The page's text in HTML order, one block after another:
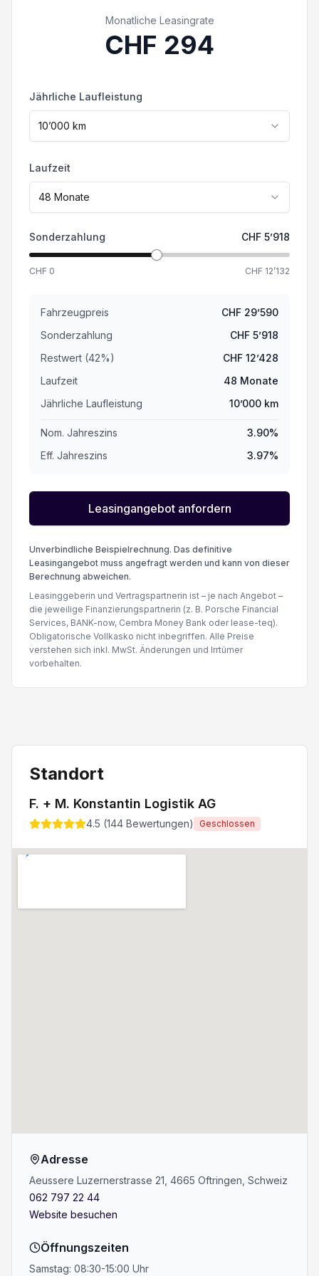
Isofix-Kindersitzbefestigung
Abblendbarer Innenspiegel
Keyless Entry System
Ausstattung abweichen. Irrtümer und
Zwischenverkauf vorbehalten.
Monatliche Leasingrate
CHF 294
Jährliche Laufleistung
10’000 km
Laufzeit
48 Monate
Sonderzahlung CHF 5’918
CHF 0 CHF 12’132
Fahrzeugpreis CHF 29’590
Sonderzahlung
CHF 5’918
Restwert (42%) CHF 12’428
Laufzeit
48 Monate
Jährliche Laufleistung
10’000 km
Nom. Jahreszins 3.90%
Eff. Jahreszins
3.97%
Leasingangebot anfordern
Unverbindliche Beispielrechnung. Das definitive
Leasingangebot muss angefragt werden und kann von dieser
Berechnung abweichen.
Leasinggeberin und Vertragspartnerin ist – je nach Angebot –
die jeweilige Finanzierungspartnerin (z. B. Porsche Financial
Services, BANK-now, Cembra Money Bank oder lease-teq).
Obligatorische Vollkasko nicht inbegriffen. Alle Preise
verstehen sich inkl. MwSt. Änderungen und Irrtümer
vorbehalten.
Standort
F. + M. Konstantin Logistik AG
4.5 (144 Bewertungen) Geschlossen
Adresse
Aeussere Luzernerstrasse 21, 4665 Oftringen, Schweiz
062 797 22 44
Website besuchen
Öffnungszeiten
Samstag: 08:30-15:00 Uhr